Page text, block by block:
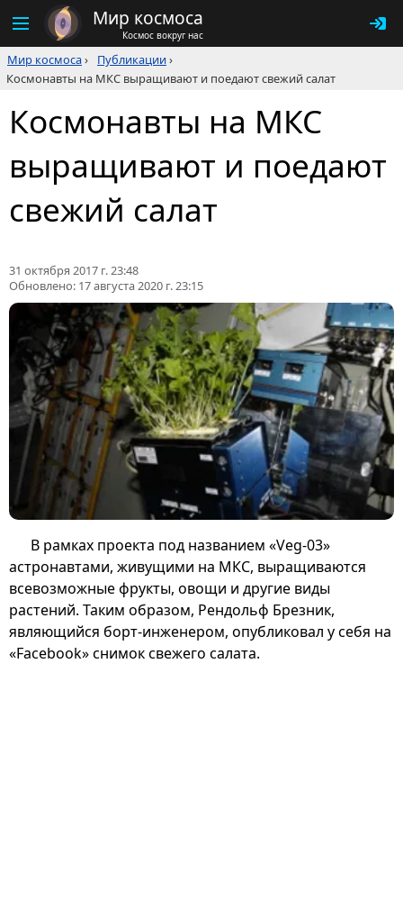
Мир космоса
Космос вокруг нас
Мир космоса› Публикации›
Космонавты на МКС выращивают и поедают свежий салат
Космонавты на МКС
выращивают и поедают
свежий салат
31 октября 2017 г. 23:48
Обновлено: 17 августа 2020 г. 23:15
В рамках проекта под названием «Veg-03»
астронавтами, живущими на МКС, выращиваются
всевозможные фрукты, овощи и другие виды
растений. Таким образом, Рендольф Брезник,
являющийся борт-инженером, опубликовал у себя на
«Facebook» снимок свежего салата.